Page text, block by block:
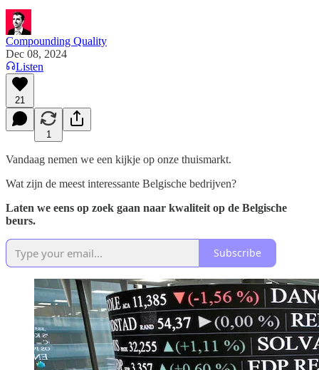
Compounding Quality
Dec 08, 2024
Listen
21
1
Vandaag nemen we een kijkje op onze thuismarkt.
Wat zijn de meest interessante Belgische bedrijven?
Laten we eens op zoek gaan naar kwaliteit op de Belgische
beurs.
Subscribe